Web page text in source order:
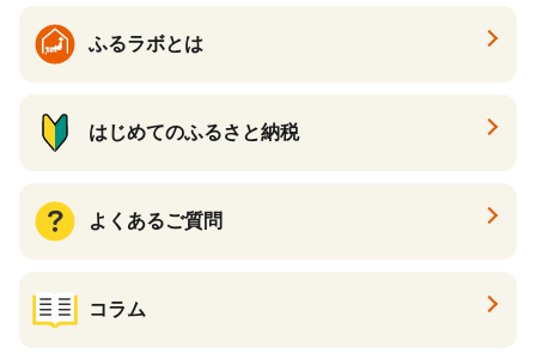
ふるラボとは
はじめてのふるさと納税
よくあるご質問
コラム